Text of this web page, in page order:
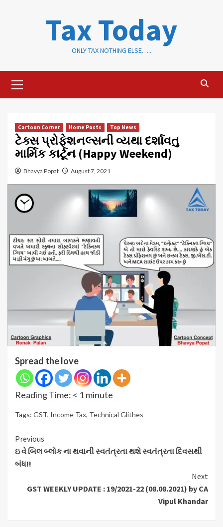
Tax Today
ONLY TAX NOTHING ELSE…..
Menu
Cartoon Corner Home Posts Top News
ટેક્સ પ્રોફેશનલ્સની વ્યથા દર્શાવતુ
માર્મિક કાર્ટૂન (Happy Weekend)
Bhavya Popat August 7, 2021
Spread the love
Reading Time: < 1minute
Tags: GST, Income Tax, Technical Glithes
Continue
Reading
Previous
ઇ વે બિલ બ્લોક ના થવાની સ્વતંત્રતા થશે સ્વતંત્રતા દિવસથી
બંધ!!
Next
GST WEEKLY UPDATE : 19/2021-22 (08.08.2021) by CA
Vipul Khandar